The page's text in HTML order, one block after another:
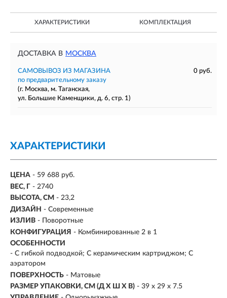
ХАРАКТЕРИСТИКИ КОМПЛЕКТАЦИЯ
ДОСТАВКА В МОСКВА
САМОВЫВОЗ ИЗ МАГАЗИНА
0 руб.
по предварительному заказу
(г. Москва, м. Таганская,
ул. Большие Каменщики, д. 6, стр. 1)
ХАРАКТЕРИСТИКИ
ЦЕНА - 59 688 руб.
ВЕС, Г - 2740
ВЫСОТА, СМ - 23,2
ДИЗАЙН - Современные
ИЗЛИВ - Поворотные
КОНФИГУРАЦИЯ - Комбинированные 2 в 1
ОСОБЕННОСТИ
- С гибкой подводкой; С керамическим картриджом; С
аэратором
ПОВЕРХНОСТЬ - Матовые
РАЗМЕР УПАКОВКИ, СМ (Д Х Ш Х В) - 39 х 29 х 7.5